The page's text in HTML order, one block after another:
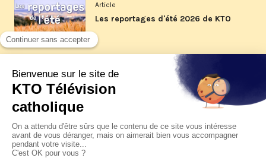
Article
Les reportages d'été 2026 de KTO
La visite pastorale du pape Léon
XIV à Assise à suivre sur KTO le
jeudi 6 août
Le pape en Uruguay, Argentine et
Pérou du 6 au 17 novembre 2026